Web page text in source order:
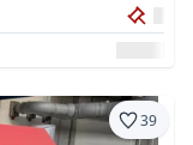
39